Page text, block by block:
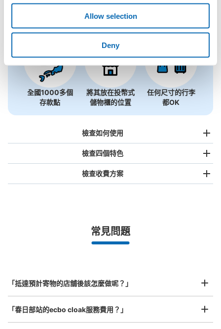
Allow selection
Deny
从スカイツリーライン春日部駅站步行0分钟。
本日營業時間 :01:00 〜01:00
はここの１つだけです。
全國1000多個
存款點
將其放在投幣式
儲物櫃的位置
任何尺寸的行李
都OK
檢查如何使用
事先用手機預約
指定的日期和時間
檢查四個特色
全國有1,000家以上合作店鋪
檢查收費方案
最長邊未滿45cm的行李（小型背包、手提包、手提行李
¥800/日
常見問題
「抵達預計寄物的店舖後該怎麼做呢？」
「春日部站的ecbo cloak服務費用？」